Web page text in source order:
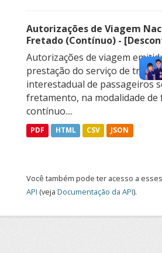
Autorizações de Viagem
Fretado (Contínuo) -
Autorizações de viagem
prestação do serviço de
interestadual de passageiros
fretamento, na modalidade
contínuo....
PDF HTML CSV JSON
Você também pode ter acesso a
API (veja Documentação da API).